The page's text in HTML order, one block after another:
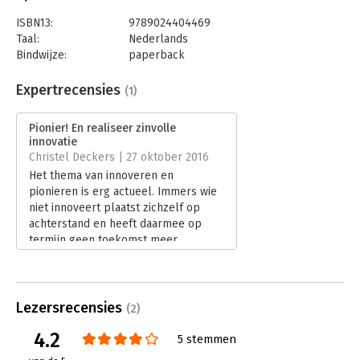
ISBN13:
9789024404469
Taal:
Nederlands
Bindwijze:
paperback
Uitgever:
Boom
Verschijningsdatum:
30-9-2016
Hoofdrubriek: Strategisch management
Expertrecensies (1)
Pionier! En realiseer zinvolle
innovatie
Christel Deckers | 27 oktober 2016
Het thema van innoveren en
pionieren is erg actueel. Immers wie
niet innoveert plaatst zichzelf op
achterstand en heeft daarmee op
termijn geen toekomst meer.
Lezersrecensies (2)
4.2 5 stemmen